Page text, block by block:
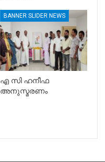
BANNER SLIDER NEWS
എ സി ഹനീഫ
അനുസ്മരണം